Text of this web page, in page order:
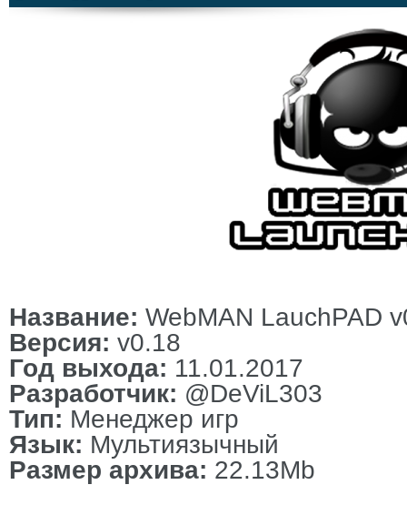
Название: WebMAN LauchPAD
Версия: v0.18
Год выхода: 11.01.2017
Разработчик: @DeViL303
Тип: Менеджер игр
Язык: Мультиязычный
Размер архива: 22.13Mb